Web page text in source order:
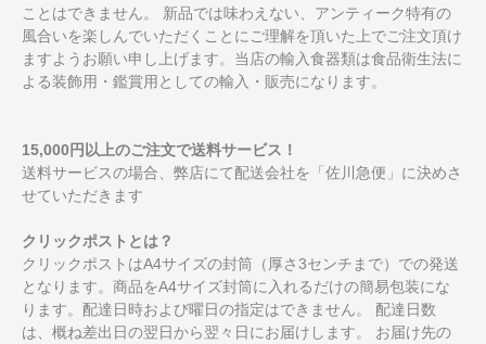
ことはできません。 新品では味わえない、アンティーク特有の
風合いを楽しんでいただくことにご理解を頂いた上でご注文頂け
ますようお願い申し上げます。当店の輸入食器類は食品衛生法に
よる装飾用・鑑賞用としての輸入・販売になります。
15,000円以上のご注文で送料サービス！
送料サービスの場合、弊店にて配送会社を「佐川急便」に決めさ
せていただきます
クリックポストとは？
クリックポストはA4サイズの封筒（厚さ3センチまで）での発送
となります。商品をA4サイズ封筒に入れるだけの簡易包装にな
ります。配達日時および曜日の指定はできません。 配達日数
は、概ね差出日の翌日から翌々日にお届けします。 お届け先の